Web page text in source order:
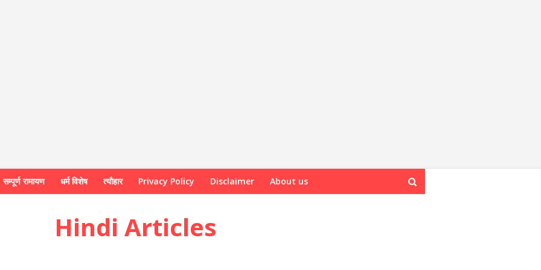
सम्पूर्ण रामायण धर्म विशेष त्यौहार Privacy Policy Disclaimer About us
Hindi Articles